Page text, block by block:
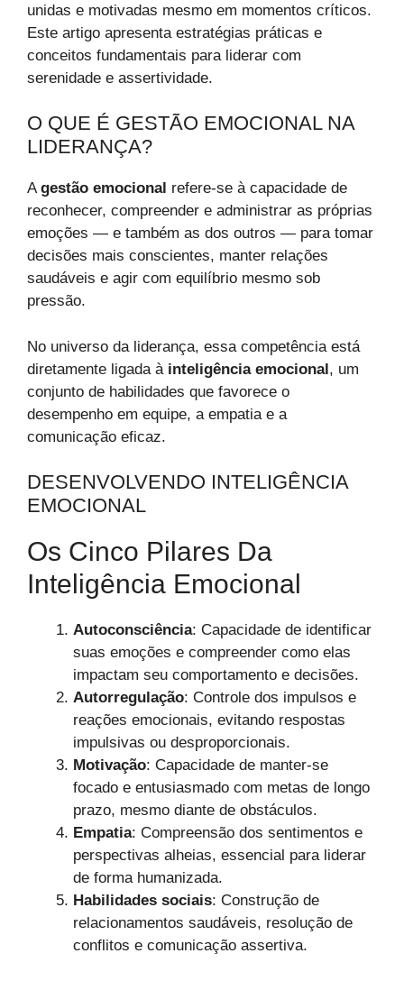
unidas e motivadas mesmo em momentos críticos.
Este artigo apresenta estratégias práticas e
conceitos fundamentais para liderar com
serenidade e assertividade.
O QUE É GESTÃO EMOCIONAL NA
LIDERANÇA?
Agestão emocional refere-se à capacidade de
reconhecer, compreender e administrar as próprias
emoções — e também as dos outros — para tomar
decisões mais conscientes, manter relações
saudáveis e agir com equilíbrio mesmo sob
pressão.
No universo da liderança, essa competência está
diretamente ligada à inteligência emocional, um
conjunto de habilidades que favorece o
desempenho em equipe, a empatia e a
comunicação eficaz.
DESENVOLVENDO INTELIGÊNCIA
EMOCIONAL
Os Cinco Pilares Da
Inteligência Emocional
Autoconsciência: Capacidade de identificar
suas emoções e compreender como elas
impactam seu comportamento e decisões.
Autorregulação: Controle dos impulsos e
reações emocionais, evitando respostas
impulsivas ou desproporcionais.
Motivação: Capacidade de manter-se
focado e entusiasmado com metas de longo
prazo, mesmo diante de obstáculos.
Empatia: Compreensão dos sentimentos e
perspectivas alheias, essencial para liderar
de forma humanizada.
Habilidades sociais: Construção de
relacionamentos saudáveis, resolução de
conflitos e comunicação assertiva.